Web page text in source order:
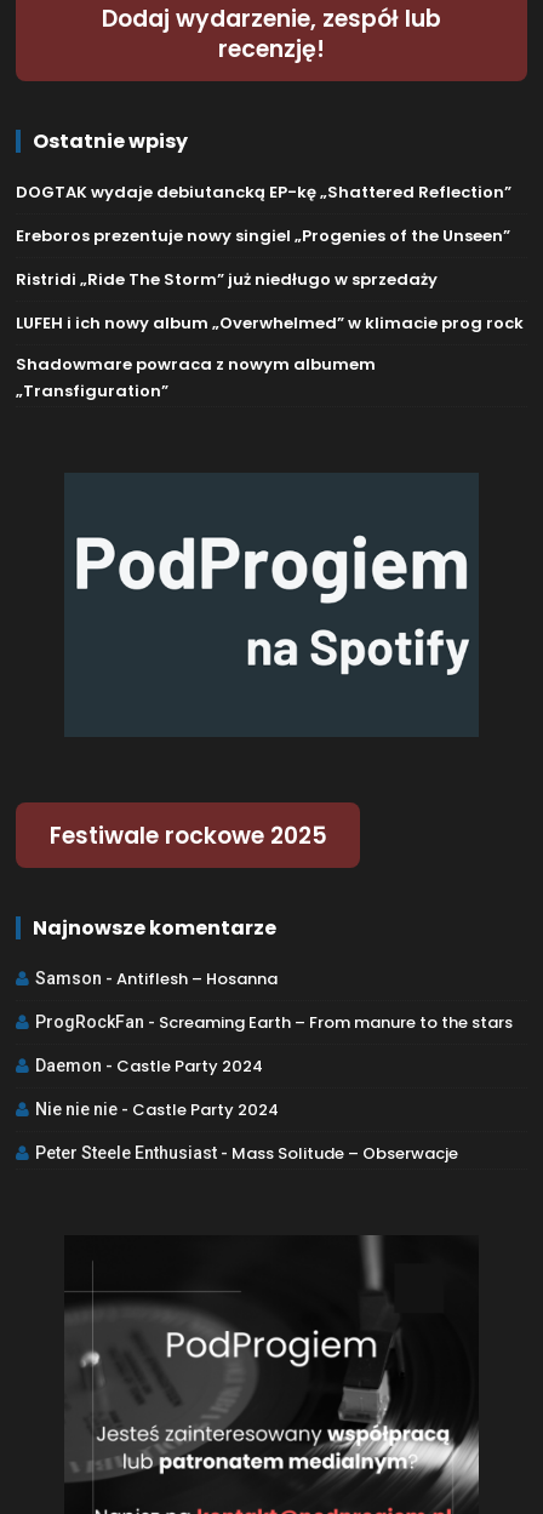
Dodaj wydarzenie, zespół lub
recenzję!
Ostatnie wpisy
DOGTAK wydaje debiutancką EP-kę „Shattered Reflection”
Ereboros prezentuje nowy singiel „Progenies of the Unseen”
Ristridi „Ride The Storm” już niedługo w sprzedaży
LUFEH i ich nowy album „Overwhelmed” w klimacie prog rock
Shadowmare powraca z nowym albumem
„Transfiguration”
Festiwale rockowe 2025
Najnowsze komentarze
Samson -Antiflesh – Hosanna
ProgRockFan - Screaming Earth – From manure to the stars
Daemon - Castle Party 2024
Nie nie nie - Castle Party 2024
Peter Steele Enthusiast - Mass Solitude – Obserwacje